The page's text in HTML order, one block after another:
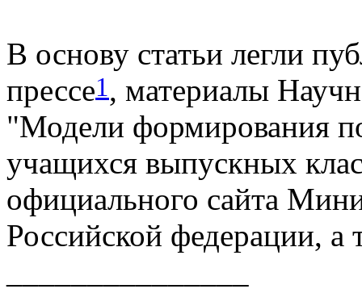
В основу статьи легли
прессе1, материалы
"Модели формирования
учащихся выпускных
официального сайта
Российской федерации,